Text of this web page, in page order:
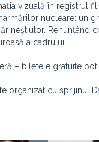
vizuală în registrul
nucleare: un
neștiutor.
a cadrului.
– biletele gratuite
organizat cu sprijinul